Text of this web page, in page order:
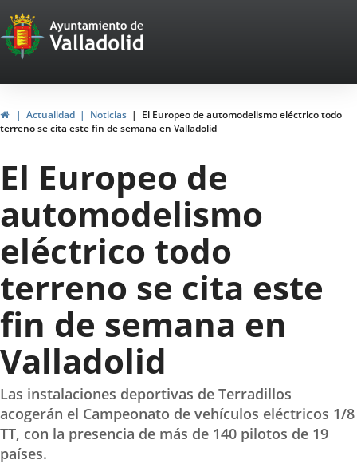
Portal
Web
del
Ayuntamiento
de
Valladolid
InicioActualidad Noticias
El Europeo de automodelismo eléctrico todo
terreno se cita este fin de semana en Valladolid
El Europeo de
automodelismo
eléctrico todo
terreno se cita este
fin de semana en
Valladolid
Las instalaciones deportivas de Terradillos
acogerán el Campeonato de vehículos eléctricos 1/8
TT, con la presencia de más de 140 pilotos de 19
países.